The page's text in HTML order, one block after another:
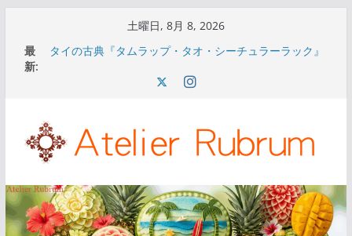
ッ
プ
土曜日, 8月 8, 2026
最
新:
タイの古典『タムラップ・タオ・シーチュラーラック』
タイの古典『タムラップ・タオ・シーチュラーラック』
通称『ナーング・ノッパマートの書』について④
タイの古典『タムラップ・タオ・シーチュラーラック』
通称『ナーング・ノッパマートの書』について③
通称『ナーング・ノッパマートの書』について②